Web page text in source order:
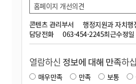
콘텐츠 관리부서
행정지원과 자치행
담당전화
063-454-2245최근수정일
홈페이지 개선의견
열람하신 정보에 대해 만족하
매우만족 만족 보통